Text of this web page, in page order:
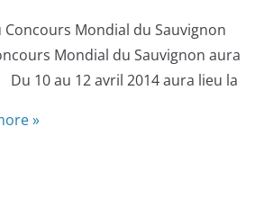
Mondial du Sauvignon
Mondial du Sauvignon aura
10 au 12 avril 2014 aura lieu la
»